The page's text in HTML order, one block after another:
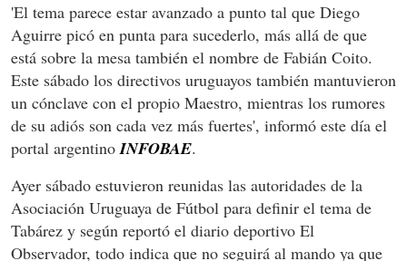
'El tema parece estar avanzado a punto tal que Diego
Aguirre picó en punta para sucederlo, más allá de que
está sobre la mesa también el nombre de Fabián Coito.
Este sábado los directivos uruguayos también mantuvieron
un cónclave con el propio Maestro, mientras los rumores
de su adiós son cada vez más fuertes', informó este día el
portal argentinoINFOBAE.
Ayer sábado estuvieron reunidas las autoridades de la
Asociación Uruguaya de Fútbol para definir el tema de
Tabárez y según reportó el diario deportivo El
Observador, todo indica que no seguirá al mando ya que